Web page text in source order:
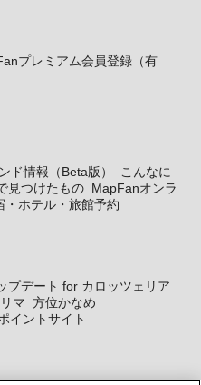
プレミアム会員登録（有
ド情報（Beta版）
こんなに
見つけたもの MapFanオンラ
・ホテル・旅館予約
プデート for カロッツェリア
リマ 方位かなめ
イントサイト